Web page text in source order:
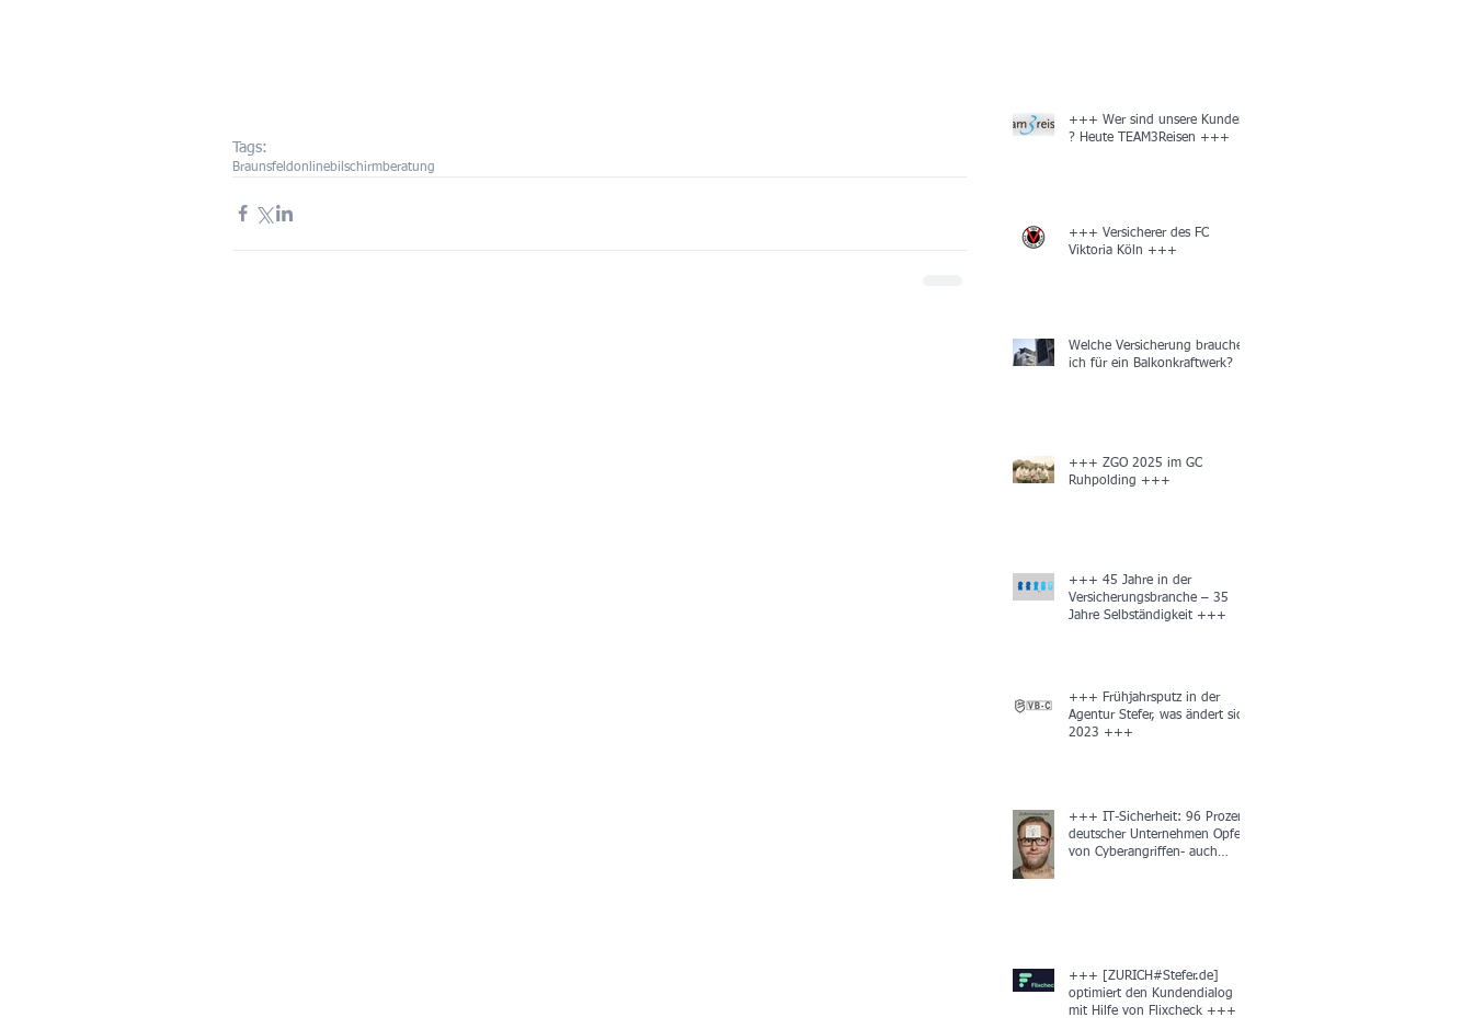
Tags:
Braunsfeldonlinebilschirmberatung
+++ Wer sind unsere Kunden
? Heute TEAM3Reisen +++
+++ Versicherer des FC
Viktoria Köln +++
Welche Versicherung brauche
ich für ein Balkonkraftwerk?
+++ ZGO 2025 im GC
Ruhpolding +++
+++ 45 Jahre in der
Versicherungsbranche – 35
Jahre Selbständigkeit +++
+++ Frühjahrsputz in der
Agentur Stefer, was ändert sich
2023 +++
+++ IT-Sicherheit: 96 Prozent
deutscher Unternehmen Opfer
von Cyberangriffen- auch
+++ [ZURICH#Stefer.de]
optimiert den Kundendialog
mit Hilfe von Flixcheck +++